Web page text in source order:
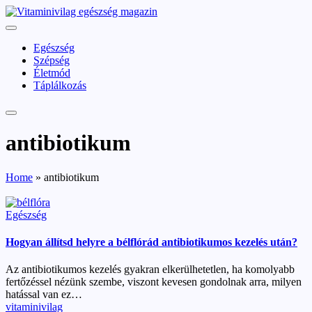
Skip
to
Vitaminivilág:
szépség
Egészség
Szépség
Életmód
Táplálkozás
antibiotikum
Home » antibiotikum
Posted
Egészség
Hogyan állítsd helyre a bélflórád antibiotikumos kezelés után?
Az antibiotikumos kezelés gyakran elkerülhetetlen, ha komolyabb
fertőzéssel nézünk szembe, viszont kevesen gondolnak arra, milyen
hatással van ez…
Posted
vitaminivilag